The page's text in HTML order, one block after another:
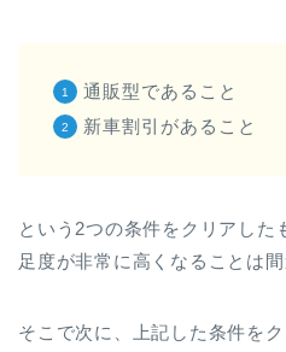
通販型であること
新車割引があること
という2つの条件をクリアした
足度が非常に高くなることは間
そこで次に、上記した条件を